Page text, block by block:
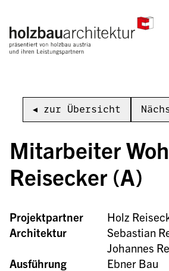
◂ zur Übersicht
Mitarbeiter
Reisecker (A)
Projektpartner
Holz
Architektur
Sebastian
Johannes
Ausführung
Ebner Bau